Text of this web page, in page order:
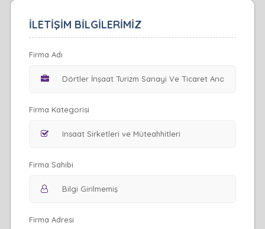
İLETİŞİM BİLGİLERİMİZ
Firma Adı
Firma Kategorisi
Firma Sahibi
Firma Adresi